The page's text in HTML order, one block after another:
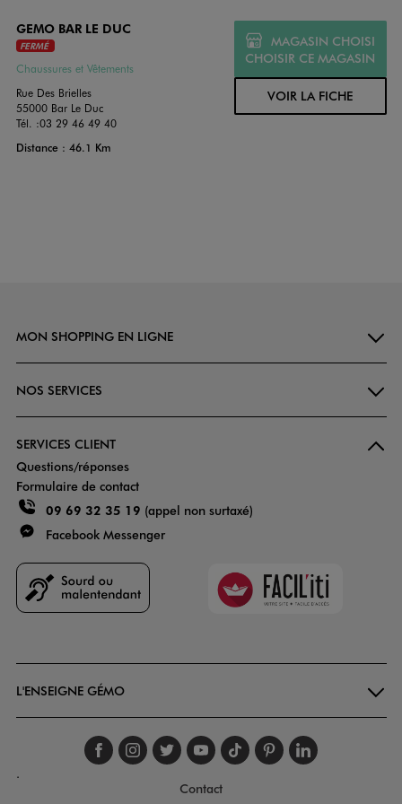
GEMO BAR LE DUC
FERMÉ
Chaussures et Vêtements
Rue Des Brielles
55000 Bar Le Duc
Tél. :03 29 46 49 40
Distance : 46.1 Km
MAGASIN CHOISI
CHOISIR CE MAGASIN
VOIR LA FICHE
MON SHOPPING EN LIGNE
NOS SERVICES
SERVICES CLIENT
Questions/réponses
Formulaire de contact
09 69 32 35 19 (appel non surtaxé)
Facebook Messenger
Faciliti
L'ENSEIGNE GÉMO
Suivez-nous sur
Suivez-nous sur
Suivez-nous sur
Suivez-nous
Suivez-nous
Suivez-
.
Contact